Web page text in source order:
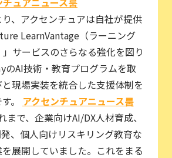
、アクセンチュアは自社が提供
LearnVantage（ラーニング
サービスのさらなる強化を図り
のAI技術・教育プログラムを取
現場実装を統合した支援体制を
。 アクセンチュアニュース룸
まで、企業向けAI/DX人材育成、
、個人向けリスキリング教育な
展開していました。これをまる